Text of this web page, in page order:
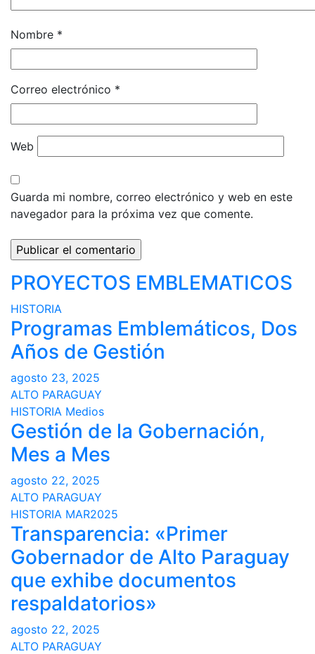
Nombre *
Correo electrónico *
Web
Guarda mi nombre, correo electrónico y web en este
navegador para la próxima vez que comente.
PROYECTOS EMBLEMATICOS
HISTORIA
Programas Emblemáticos, Dos
Años de Gestión
agosto 23, 2025
ALTO PARAGUAY
HISTORIA Medios
Gestión de la Gobernación,
Mes a Mes
agosto 22, 2025
ALTO PARAGUAY
HISTORIA MAR2025
Transparencia: «Primer
Gobernador de Alto Paraguay
que exhibe documentos
respaldatorios»
agosto 22, 2025
ALTO PARAGUAY